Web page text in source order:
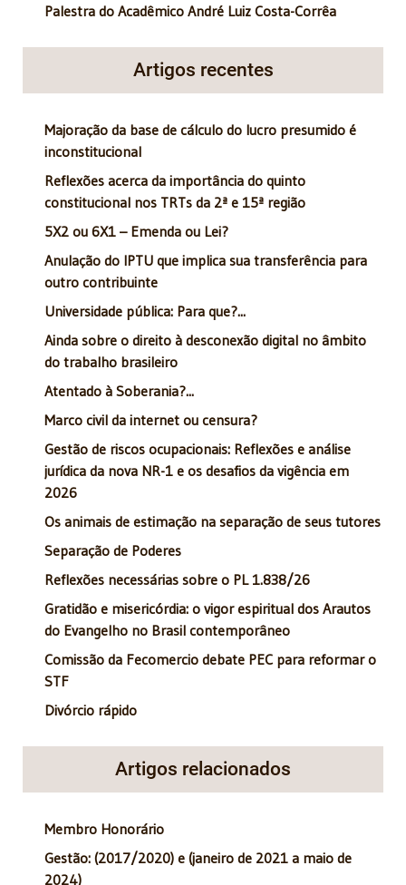
Palestra do Acadêmico André Luiz Costa-Corrêa
Artigos recentes
Majoração da base de cálculo do lucro presumido é
inconstitucional
Reflexões acerca da importância do quinto
constitucional nos TRTs da 2ª e 15ª região
5X2 ou 6X1 – Emenda ou Lei?
Anulação do IPTU que implica sua transferência para
outro contribuinte
Universidade pública: Para que?...
Ainda sobre o direito à desconexão digital no âmbito
do trabalho brasileiro
Atentado à Soberania?...
Marco civil da internet ou censura?
Gestão de riscos ocupacionais: Reflexões e análise
jurídica da nova NR-1 e os desafios da vigência em
2026
Os animais de estimação na separação de seus tutores
Separação de Poderes
Reflexões necessárias sobre o PL 1.838/26
Gratidão e misericórdia: o vigor espiritual dos Arautos
do Evangelho no Brasil contemporâneo
Comissão da Fecomercio debate PEC para reformar o
STF
Divórcio rápido
Artigos relacionados
Membro Honorário
Gestão: (2017/2020) e (janeiro de 2021 a maio de
2024)